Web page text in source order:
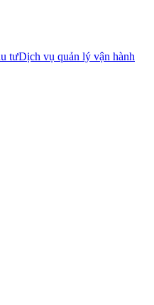
tưDịch vụ quản lý vận hành